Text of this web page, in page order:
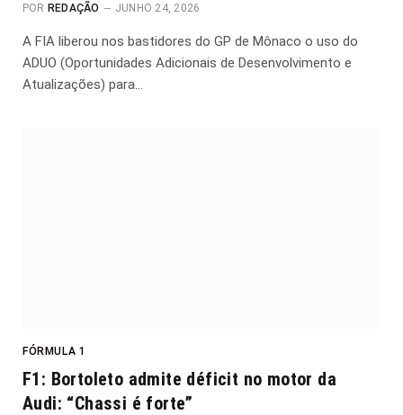
POR REDAÇÃO JUNHO 24, 2026
A FIA liberou nos bastidores do GP de Mônaco o uso do
ADUO (Oportunidades Adicionais de Desenvolvimento e
Atualizações) para…
FÓRMULA 1
F1: Bortoleto admite déficit no motor da
Audi: “Chassi é forte”